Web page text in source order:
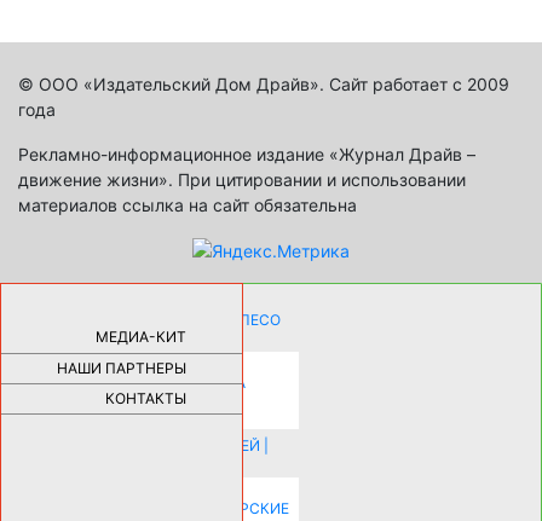
© ООО «Издательский Дом Драйв». Сайт работает с 2009
года
Рекламно-информационное издание «Журнал Драйв –
движение жизни». При цитировании и использовании
материалов ссылка на сайт обязательна
МЕДИА-КИТ
НАШИ ПАРТНЕРЫ
КОНТАКТЫ
КАК ДЕВУШКЕ ПОМЕНЯТЬ КОЛЕСО
НА АВТОМОБИЛЕ |69175
НОВЫЕ РАЗРАБОТКИ ДЛЯ
ОЗДОРОВЛЕНИЯ ОРГАНИЗМА
ПЛАТФОРМА ШУМАННА 3Д И
КАПСУЛА ЗДОРОВЬЯ |28282
ИСТОРИЯ НАКЛАДНЫХ НОГТЕЙ |
КОМНАТУ: ХИТРЫЕ ДИЗАЙНЕРСКИЕ